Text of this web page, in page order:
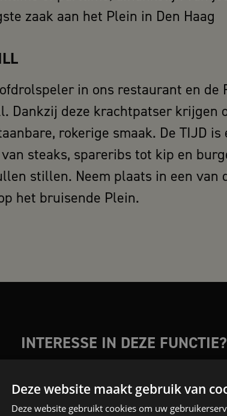
zaak aan het Plein in Den Haag
in ons restaurant en de
Dankzij deze krachtpatser krijgen
rokerige smaak. De TIJD
steaks, spareribs tot kip en
stillen. Neem plaats in een van
het bruisende Plein.
INTERESSE IN DEZE FUNCTIE?
onze nieuwe collega!
Deze website maakt gebruik van
Deze website gebruikt cookies om uw